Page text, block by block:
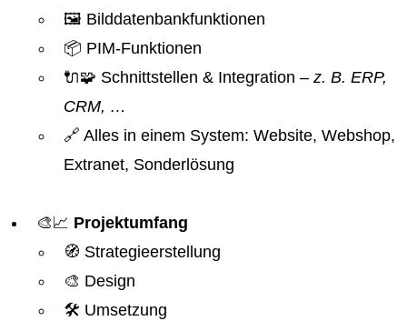
🖼️ Bilddatenbankfunktionen
📦 PIM-Funktionen
🔌🧩 Schnittstellen & Integration – z. B. ERP,
CRM, …
🔗 Alles in einem System: Website, Webshop,
Extranet, Sonderlösung
🎨📈 Projektumfang
🧭 Strategieerstellung
🎨 Design
🛠️ Umsetzung